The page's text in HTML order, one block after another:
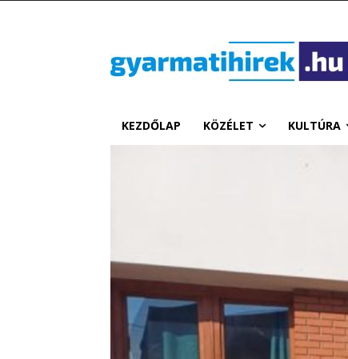
KEZDŐLAP KÖZÉLET KULTÚRA